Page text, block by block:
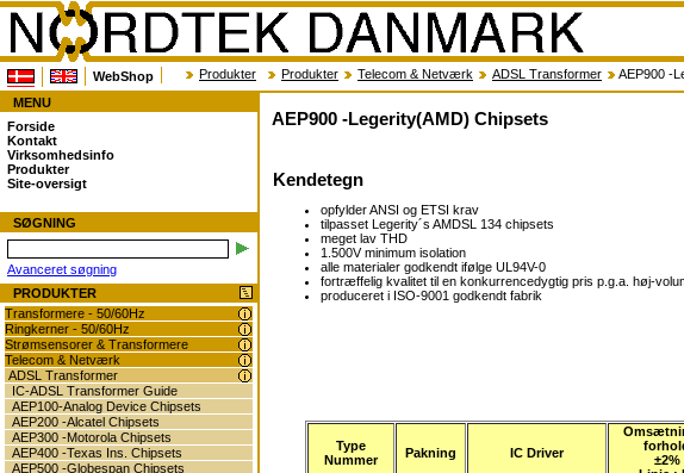
WebShop Produkter Produkter Telecom & Netværk ADSL Transformer AEP900 -
MENU
Forside
Kontakt
Virksomhedsinfo
Produkter
Site-oversigt
SØGNING
Avanceret søgning
PRODUKTER
Transformere - 50/60Hz
Ringkerner - 50/60Hz
Strømsensorer & Transformere
Telecom & Netværk
ADSL Transformer
IC-ADSL Transformer Guide
AEP100-Analog Device Chipsets
AEP200 -Alcatel Chipsets
AEP300 -Motorola Chipsets
AEP400 -Texas Ins. Chipsets
AEP500 -Globespan Chipsets
AEP900 -Legerity(AMD) Chipsets
Kendetegn
opfylder ANSI og ETSI krav
tilpasset Legerity´s AMDSL 134 chipsets
meget lav THD
1.500V minimum isolation
alle materialer godkendt ifølge UL94V-0
fortræffelig kvalitet til en konkurrencedygtig pris p.g.a. høj-
produceret i ISO-9001 godkendt fabrik
Type
Nummer
Pakning IC Driver
±2%